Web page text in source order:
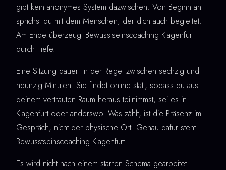
gibt kein anonymes System dazwischen. Von Beginn an
sprichst du mit dem Menschen, der dich auch begleitet.
Am Ende überzeugt Bewusstseinscoaching Klagenfurt
durch Tiefe.
Eine Sitzung dauert in der Regel zwischen sechzig und
neunzig Minuten. Sie findet online statt, sodass du aus
deinem vertrauten Raum heraus teilnimmst, sei es in
Klagenfurt oder anderswo. Was zählt, ist die Präsenz im
Gespräch, nicht der physische Ort. Genau dafür steht
Bewusstseinscoaching Klagenfurt.
Es wird nicht nach einem starren Schema gearbeitet.